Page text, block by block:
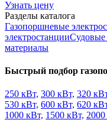
Узнать цену
Разделы каталога
Газопоршневые
электростанцииСудовые
материалы
Быстрый подбор
250 кВт, 300 кВт, 320
530 кВт, 600 кВт, 620
1000 кВт, 1500 кВт,